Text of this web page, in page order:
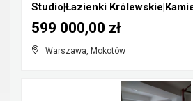
Studio|Łazienki
Warszawa, Mokotów
599 000,00 zł